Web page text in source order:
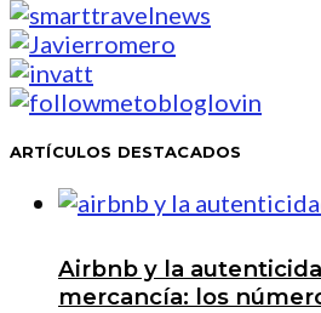
ARTÍCULOS DESTACADOS
Airbnb y la
mercancía: los